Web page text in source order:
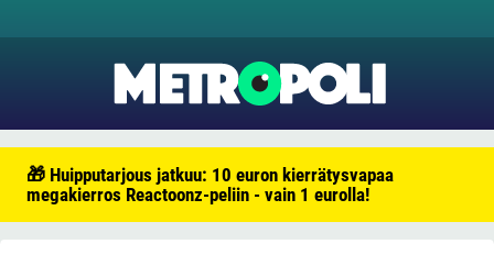
🎁 Huipputarjous jatkuu: 10 euron kierrätysvapaa
megakierros Reactoonz-peliin - vain 1 eurolla!